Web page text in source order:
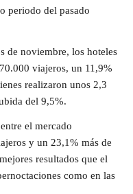
periodo del pasado
de noviembre, los hoteles
viajeros, un 11,9%
realizaron unos 2,3
del 9,5%.
el mercado
y un 23,1% más de
resultados que el
como en las